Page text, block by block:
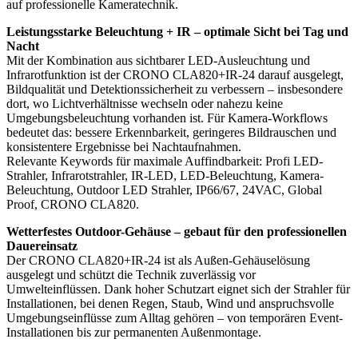
auf professionelle Kameratechnik.
Leistungsstarke Beleuchtung + IR – optimale Sicht bei Tag und
Nacht
Mit der Kombination aus sichtbarer LED-Ausleuchtung und
Infrarotfunktion ist der CRONO CLA820+IR-24 darauf ausgelegt,
Bildqualität und Detektionssicherheit zu verbessern – insbesondere
dort, wo Lichtverhältnisse wechseln oder nahezu keine
Umgebungsbeleuchtung vorhanden ist. Für Kamera-Workflows
bedeutet das: bessere Erkennbarkeit, geringeres Bildrauschen und
konsistentere Ergebnisse bei Nachtaufnahmen.
Relevante Keywords für maximale Auffindbarkeit: Profi LED-
Strahler, Infrarotstrahler, IR-LED, LED-Beleuchtung, Kamera-
Beleuchtung, Outdoor LED Strahler, IP66/67, 24VAC, Global
Proof, CRONO CLA820.
Wetterfestes Outdoor-Gehäuse – gebaut für den professionellen
Dauereinsatz
Der CRONO CLA820+IR-24 ist als Außen-Gehäuselösung
ausgelegt und schützt die Technik zuverlässig vor
Umwelteinflüssen. Dank hoher Schutzart eignet sich der Strahler für
Installationen, bei denen Regen, Staub, Wind und anspruchsvolle
Umgebungseinflüsse zum Alltag gehören – von temporären Event-
Installationen bis zur permanenten Außenmontage.